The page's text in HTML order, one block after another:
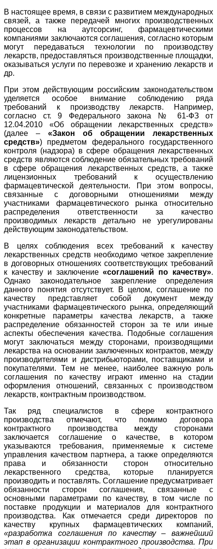
В настоящее время, в связи с развитием международных
связей, а также передачей многих производственных
процессов на аутсорсинг, фармацевтическими
компаниями заключаются соглашения, согласно которым
могут передаваться технологии по производству
лекарств, предоставляться производственные площадки,
оказываться услуги по перевозке и хранению лекарств и
др.
При этом действующим российским законодательством
уделяется особое внимание соблюдению ряда
требований к производству лекарств. Например,
согласно ст. 9 Федерального закона № 61-ФЗ от
12.04.2010 «Об обращении лекарственных средств»
(далее – «Закон об обращении лекарственных
средств») предметом федерального государственного
контроля (надзора) в сфере обращения лекарственных
средств являются соблюдение обязательных требований
в сфере обращения лекарственных средств, а также
лицензионных требований к осуществлению
фармацевтической деятельности. При этом вопросы,
связанные с договорными отношениями между
участниками фармацевтического рынка относительно
распределения ответственности за качество
производимых лекарств детально не урегулированы
действующим законодательством.
В целях соблюдения всех требований к качеству
лекарственных средств необходимо четкое закрепление
в договорных отношениях соответствующих требований
к качеству и заключение«соглашений по качеству».
Однако законодательное закрепление определения
данного понятия отсутствует. В целом, соглашение по
качеству представляет собой документ между
участниками фармацевтического рынка, определяющий
конкретные параметры качества лекарств, а также
распределение обязанностей сторон за те или иные
аспекты обеспечения качества. Подобные соглашения
могут заключаться между сторонами, производящими
лекарства на основании заключенных контрактов, между
производителями и дистрибьюторами, поставщиками и
покупателями. Тем не менее, наиболее важную роль
соглашения по качеству играют именно на стадии
оформления отношений, связанных с производством
лекарств, контрактным производством.
Так ряд специалистов в сфере контрактного
производства отмечают, что помимо договора
контрактного производства между сторонами
заключается соглашение о качестве, в котором
указываются требования, применяемые к системе
управления качеством партнера, а также определяются
права и обязанности сторон относительно
лекарственного средства, которые планируется
производить и поставлять. Соглашение предусматривает
обязанности сторон соглашения, связанные с
основными параметрами по качеству, в том числе по
поставке продукции и материалов для контрактного
производства. Как отмечается среди директоров по
качеству крупных фармацевтических компаний,
«разработка соглашения по качеству – важнейший
этап в организации контрактного производства. При